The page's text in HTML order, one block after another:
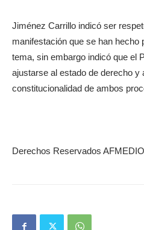
Jiménez Carrillo indicó ser
manifestación que se han
tema, sin embargo indicó que el
ajustarse al estado de derecho y
constitucionalidad de ambos
Derechos Reservados